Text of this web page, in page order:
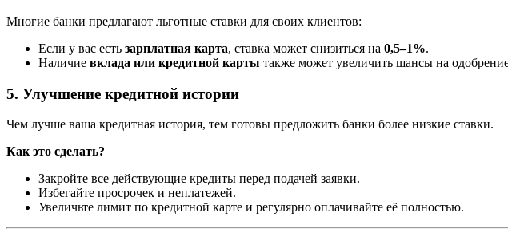
Многие банки предлагают льготные ставки для своих клиентов:
Если у вас есть зарплатная карта, ставка может снизиться на 0,5–1%.
Наличие вклада или кредитной карты также может увеличить шансы на
5. Улучшение кредитной истории
Чем лучше ваша кредитная история, тем готовы предложить банки более низкие ставки.
Как это сделать?
Закройте все действующие кредиты перед подачей заявки.
Избегайте просрочек и неплатежей.
Увеличьте лимит по кредитной карте и регулярно оплачивайте её полностью.